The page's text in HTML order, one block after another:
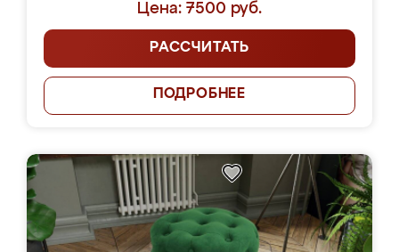
Цена: 7500 руб.
РАССЧИТАТЬ
ПОДРОБНЕЕ